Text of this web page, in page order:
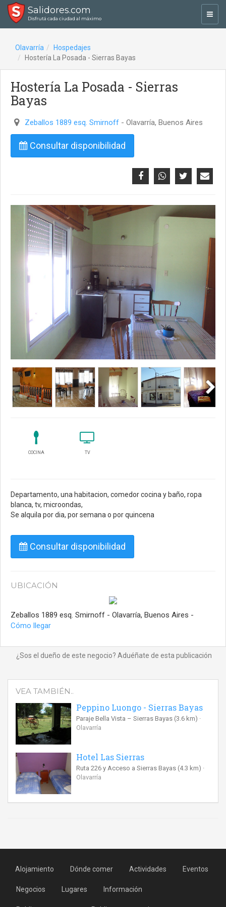
Salidores.com
Disfrutá cada ciudad al máximo
Olavarría
Hospedajes
Hostería La Posada - Sierras Bayas
Hostería La Posada - Sierras
Bayas
Zeballos 1889 esq. Smirnoff - Olavarría, Buenos Aires
Consultar disponibilidad
COCINA TV
Departamento, una habitacion, comedor cocina y baño, ropa
blanca, tv, microondas,
Se alquila por dia, por semana o por quincena
Consultar disponibilidad
UBICACIÓN
Zeballos 1889 esq. Smirnoff - Olavarría, Buenos Aires -
Cómo llegar
¿Sos el dueño de este negocio? Aduéñate de esta publicación
VEA TAMBIÉN..
Peppino Luongo - Sierras Bayas
Paraje Bella Vista – Sierras Bayas (3.6 km)
Olavarría
Hotel Las Sierras
Ruta 226 y Acceso a Sierras Bayas (4.3 km)
Olavarría
Alojamiento Dónde comer Actividades Eventos
Negocios Lugares Información